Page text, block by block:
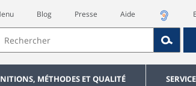
Blog Presse Aide
MÉTHODES ET QUALITÉ